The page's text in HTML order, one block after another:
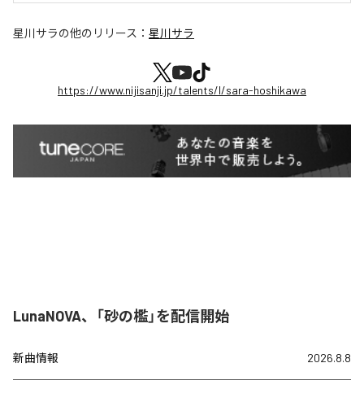
星川サラの他のリリース： 星川サラ
https://www.nijisanji.jp/talents/l/sara-hoshikawa
LunaNOVA、「砂の檻」を配信開始
新曲情報 2026.8.8